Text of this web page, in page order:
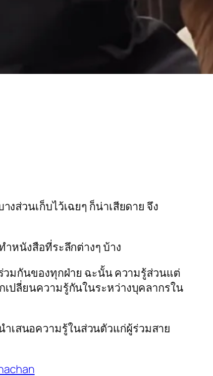
ส่วนเก็บไว้เฉยๆ ก็น่าเสียดาย จึง
ำหนังสือที่ระลึกต่างๆ บ้าง
วมกันของทุกฝ่าย ฉะนั้น ความรู้ส่วนแต่
ปลี่ยนความรู้กันในระหว่างบุคลากรใน
เสนอความรู้ในส่วนตัวแก่ผู้ร่วมสาย